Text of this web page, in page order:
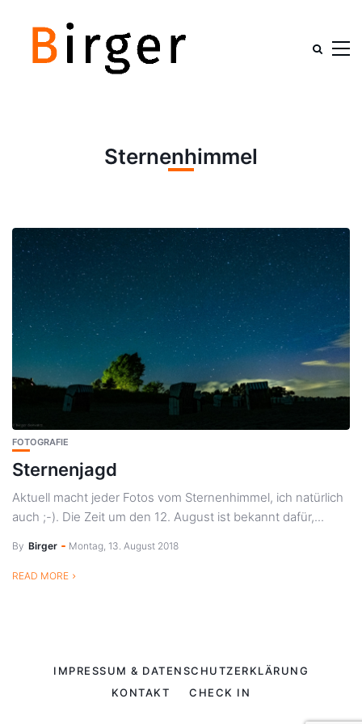
Sternenhimmel
FOTOGRAFIE
Sternenjagd
Aktuell macht jeder Fotos vom Sternenhimmel, ich natürlich
auch ;-). Die Zeit um den 12. August ist bekannt dafür,...
By Birger Montag, 13. August 2018
READ MORE
IMPRESSUM & DATENSCHUTZERKLÄRUNG
KONTAKT
CHECK IN